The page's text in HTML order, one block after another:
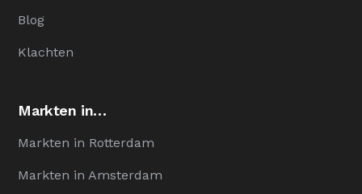
Blog
Klachten
Markten in…
Markten in Rotterdam
Markten in Amsterdam